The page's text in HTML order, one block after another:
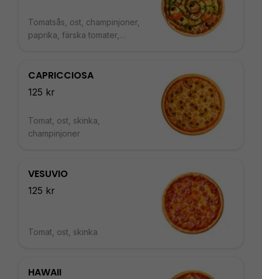
Tomatsås, ost, champinjoner,
paprika, färska tomater,
CAPRICCIOSA
125 kr
Tomat, ost, skinka,
champinjoner
VESUVIO
125 kr
Tomat, ost, skinka
HAWAII